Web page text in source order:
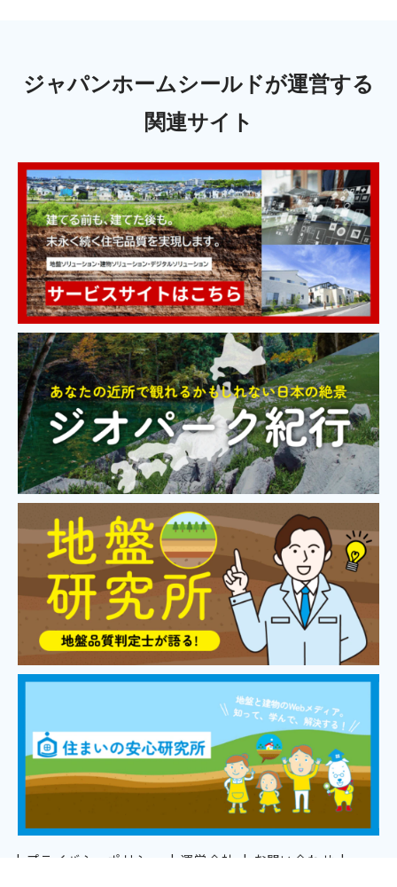
ジャパンホームシールドが運営する
関連サイト
プライバシーポリシー 運営会社 お問い合わせ